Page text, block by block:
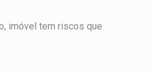
imóvel tem riscos que